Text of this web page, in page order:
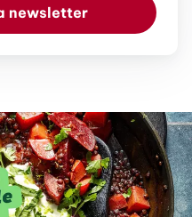
newsletter